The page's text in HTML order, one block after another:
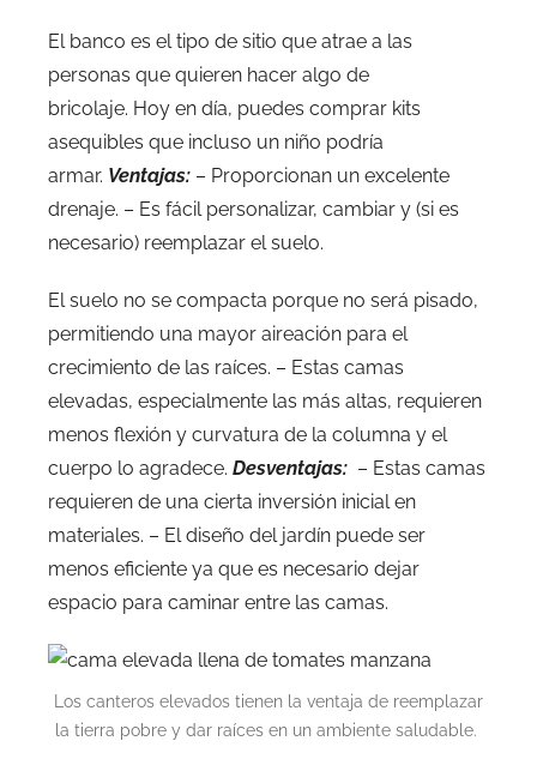
El banco es el tipo de sitio que atrae a las
personas que quieren hacer algo de
bricolaje. Hoy en día, puedes comprar kits
asequibles que incluso un niño podría
armar. Ventajas: – Proporcionan un excelente
drenaje. – Es fácil personalizar, cambiar y (si es
necesario) reemplazar el suelo.
El suelo no se compacta porque no será pisado,
permitiendo una mayor aireación para el
crecimiento de las raíces. – Estas camas
elevadas, especialmente las más altas, requieren
menos flexión y curvatura de la columna y el
cuerpo lo agradece. Desventajas: – Estas camas
requieren de una cierta inversión inicial en
materiales. – El diseño del jardín puede ser
menos eficiente ya que es necesario dejar
espacio para caminar entre las camas.
Los canteros elevados tienen la ventaja de reemplazar
la tierra pobre y dar raíces en un ambiente saludable.